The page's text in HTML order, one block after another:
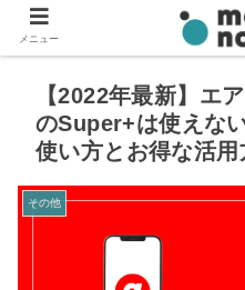
【2022年最新】エ
のSuper+は使えな
使い方とお得な活用
その他
メニュー